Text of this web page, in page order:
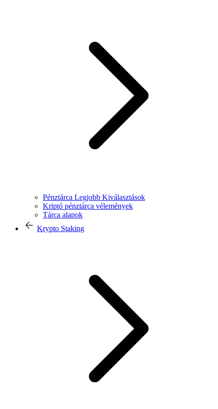
Pénztárca Legjobb Kiválasztások
Kriptó pénztárca vélemények
Tárca alapok
Krypto Staking